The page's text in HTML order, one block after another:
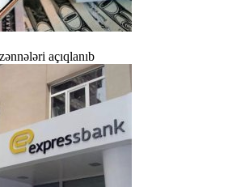
açıqlanıb